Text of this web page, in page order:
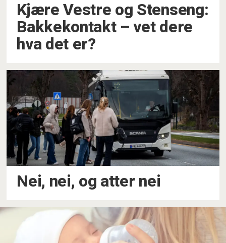
Kjære Vestre og Stenseng:
Bakkekontakt – vet dere
hva det er?
Nei, nei, og atter nei